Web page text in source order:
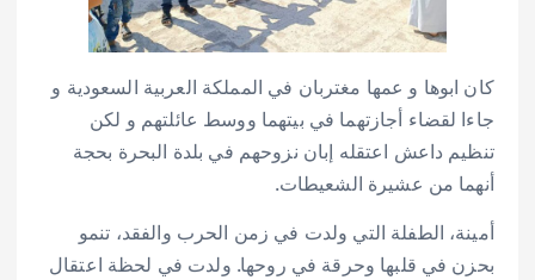
كان ابوها و عمها مغتربان في المملكة العربية السعودية و
جاءا لقضاء أجازتهما في بيتهما ووسط عائلتهم و لكن
تنظيم داعش اعتقله إبان نزوحهم في بلدة البحرة بحجة
أنهما من عشيرة الشعيطات.
أمينة، الطفلة التي ولدت في زمن الحرب والفقد، تنمو
بحزن في قلبها وحرقة في روحها. ولدت في لحظة اعتقال